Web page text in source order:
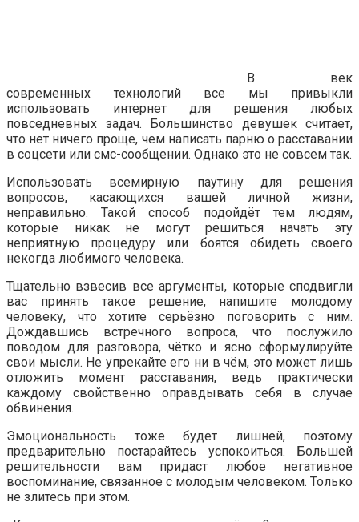
В век
современных технологий все мы привыкли
использовать интернет для решения любых
повседневных задач. Большинство девушек считает,
что нет ничего проще, чем написать парню о расставании
в соцсети или смс-сообщении. Однако это не совсем так.
Использовать всемирную паутину для решения
вопросов, касающихся вашей личной жизни,
неправильно. Такой способ подойдёт тем людям,
которые никак не могут решиться начать эту
неприятную процедуру или боятся обидеть своего
некогда любимого человека.
Тщательно взвесив все аргументы, которые сподвигли
вас принять такое решение, напишите молодому
человеку, что хотите серьёзно поговорить с ним.
Дождавшись встречного вопроса, что послужило
поводом для разговора, чётко и ясно сформулируйте
свои мысли. Не упрекайте его ни в чём, это может лишь
отложить момент расставания, ведь практически
каждому свойственно оправдывать себя в случае
обвинения.
Эмоциональность тоже будет лишней, поэтому
предварительно постарайтесь успокоиться. Большей
решительности вам придаст любое негативное
воспоминание, связанное с молодым человеком. Только
не злитесь при этом.